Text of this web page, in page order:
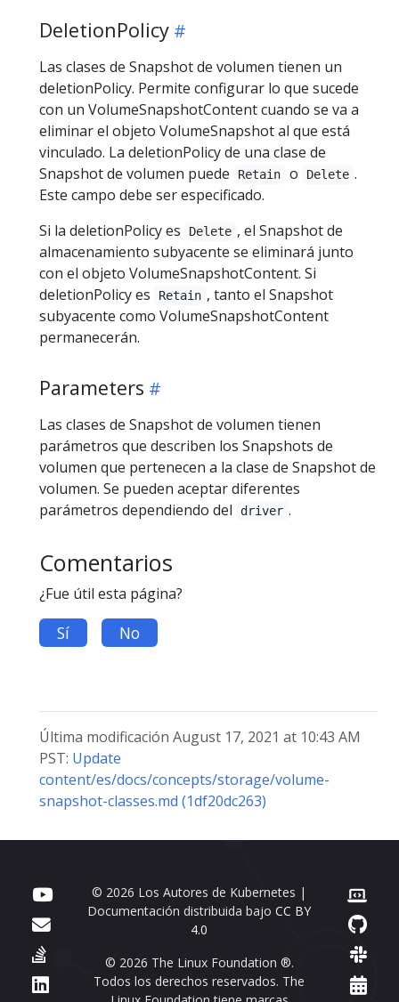
DeletionPolicy
Las clases de Snapshot de volumen tienen un
deletionPolicy. Permite configurar lo que sucede
con un VolumeSnapshotContent cuando se va a
eliminar el objeto VolumeSnapshot al que está
vinculado. La deletionPolicy de una clase de
Snapshot de volumen puede
Retain o Delete .
Este campo debe ser especificado.
Si la deletionPolicy es
Delete , el Snapshot de
almacenamiento subyacente se eliminará junto
con el objeto VolumeSnapshotContent. Si
deletionPolicy es
Retain , tanto el Snapshot
subyacente como VolumeSnapshotContent
permanecerán.
Parameters
Las clases de Snapshot de volumen tienen
parámetros que describen los Snapshots de
volumen que pertenecen a la clase de Snapshot de
volumen. Se pueden aceptar diferentes
parámetros dependiendo del
driver .
Comentarios
¿Fue útil esta página?
Sí No
Última modificación August 17, 2021 at 10:43 AM
PST: Update
content/es/docs/concepts/storage/volume-
snapshot-classes.md (1df20dc263)
© 2026 Los Autores de Kubernetes |
Documentación distribuida bajoCC BY
4.0
© 2026 The Linux Foundation ®.
Todos los derechos reservados. The